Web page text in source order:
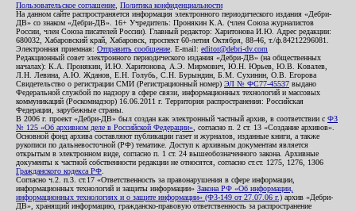
Пользовательское соглашение Политика конфиденциальности
На данном сайте распространяется информация электронного периодического издания «Дебри-
ДВ» со знаком «Дебри-ДВ». 16+ Учредитель: Пронякин К.А. (член Союза журналистов
России, член Союза писателей России). Главный редактор: Харитонова И.Ю. Адрес редакции:
680032, Хабаровский край, Хабаровск, проспект 60-летия Октября, 88-46, т./ф.84212296081.
Электронная приемная: Отправить сообщение . E-mail: editor@debri-dv.com
Редакционный совет электронного периодического издания «Дебри-ДВ» (на общественных
началах): К.А. Пронякин, И.Ю. Харитонова, А.Э. Мирмович, Ю.Н. Юрьев, Ю.В. Ковалев,
Л.Н. Левина, А.Ю. Жданов, Е.Н. Голубь, С.Н. Бурындин, Б.М. Сухинин, О.В. Егорова
Свидетельство о регистрации СМИ (Регистрационный номер) ЭЛ № ФС77-45537 выдано
Федеральной службой по надзору в сфере связи, информационных технологий и массовых
коммуникаций (Роскомнадзор) 16.06.2011 г. Территория распространения: Российская
Федерация, зарубежные страны.
В 2006 г. проект «Дебри-ДВ» был создан как электронный частный архив, в соответствии с ФЗ
№ 125 «Об архивном деле в Российской Федерации» , согласно п. 2 ст. 13 «Создание архивов».
Основной фонд архива составляют публикации газет и журналов, изданные книги, а также
рукописи по дальневосточной (РФ) тематике. Доступ к архивным документам является
открытым в электронном виде, согласно п. 1 ст. 24 вышеобозначенного закона. Архивные
документы к частной собственности редакции не относятся, согласно ст.ст. 1275, 1276, 1306
Гражданского кодекса РФ
Согласно ч.2. п.3. ст.17 «Ответственность за правонарушения в сфере информации,
информационных технологий и защиты информации» Закона РФ «Об информации,
информационных технологиях и о защите информации» (ФЗ-149 от 27.07.06 г.) архив «Дебри-
ДВ», хранящий информацию, гражданско-правовую ответственность за распространение